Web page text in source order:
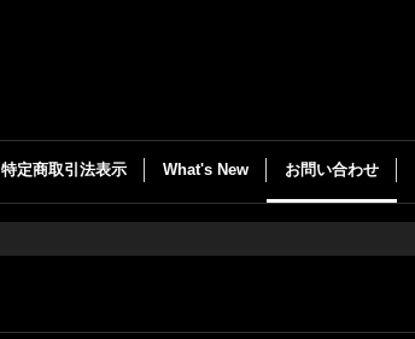
特定商取引法表示 What's New お問い合わせ